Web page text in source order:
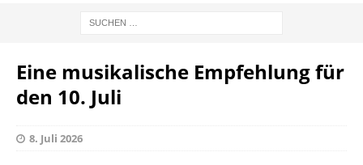
Eine musikalische Empfehlung für
den 10. Juli
8. Juli 2026